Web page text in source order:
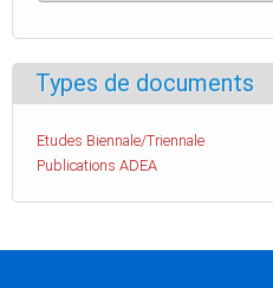
Types de documents
Etudes Biennale/Triennale
Publications ADEA